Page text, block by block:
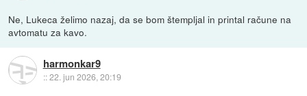
Ne, Lukeca želimo nazaj, da se bom štempljal in printal račune na
avtomatu za kavo.
harmonkar9
::22. jun 2026, 20:19